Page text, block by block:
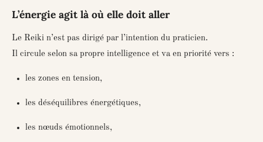
L’énergie agit là où elle doit aller
Le Reiki n’est pas dirigé par l’intention du praticien.
Il circule selon sa propre intelligence et va en priorité vers :
les zones en tension,
les déséquilibres énergétiques,
les nœuds émotionnels,